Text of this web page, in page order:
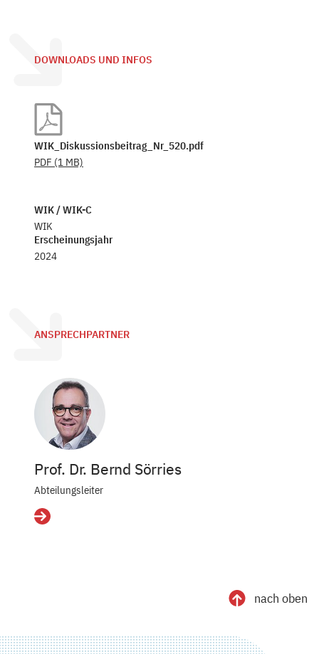
DOWNLOADS UND INFOS
WIK_Diskussionsbeitrag_Nr_520.pdf
PDF (1 MB)
WIK / WIK-C
WIK
Erscheinungsjahr
2024
ANSPRECHPARTNER
Prof. Dr. Bernd Sörries
Abteilungsleiter
Details
nach oben